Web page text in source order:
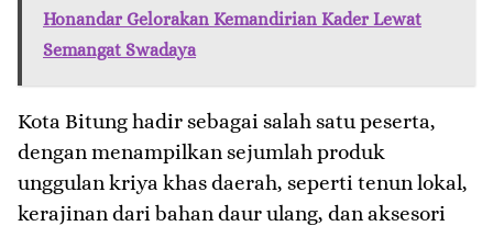
Honandar Gelorakan Kemandirian Kader Lewat
Semangat Swadaya
Kota Bitung hadir sebagai salah satu peserta,
dengan menampilkan sejumlah produk
unggulan kriya khas daerah, seperti tenun lokal,
kerajinan dari bahan daur ulang, dan aksesori